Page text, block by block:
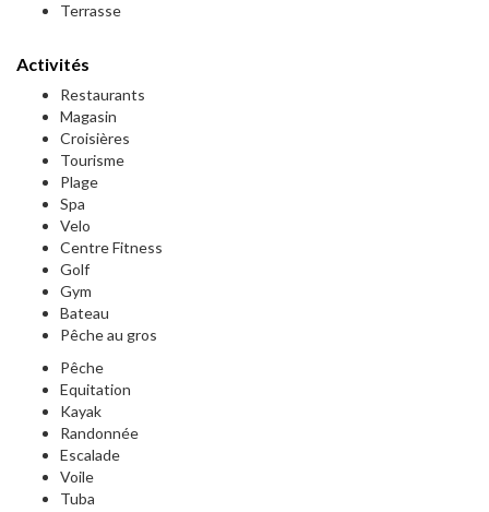
Terrasse
Activités
Restaurants
Magasin
Croisières
Tourisme
Plage
Spa
Velo
Centre Fitness
Golf
Gym
Bateau
Pêche au gros
Pêche
Equitation
Kayak
Randonnée
Escalade
Voile
Tuba